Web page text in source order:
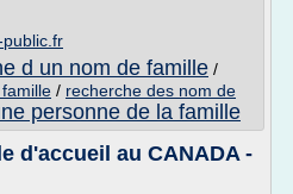
public.fr
d un nom de famille /
/ recherche des nom de
personne de la famille
d'accueil au CANADA -